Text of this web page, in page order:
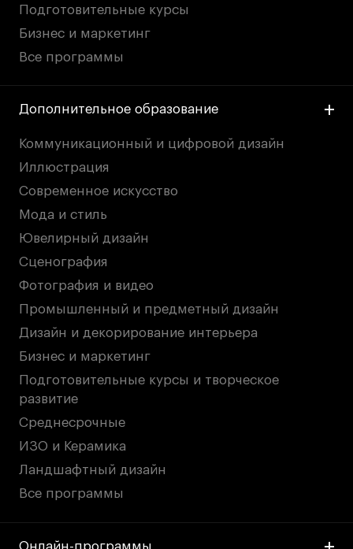
Все программы
О школе
Новости
Блог
Преподаватели
Лицензии и аккредитации
Для прессы
Ресурсы
Партнеры
Связи с индустрией
Вакансии
Контакты
Условия поступления
Стоимость обучения
Иностранным студентам
График учебного года
Вопросы и ответы
Подготовительные курсы
Бизнес и маркетинг
Все программы
Дополнительное образование
Коммуникационный и цифровой дизайн
Иллюстрация
Современное искусство
Мода и стиль
Ювелирный дизайн
Сценография
Фотография и видео
Промышленный и предметный дизайн
Дизайн и декорирование интерьера
Бизнес и маркетинг
Подготовительные курсы и творческое
развитие
Среднесрочные
ИЗО и Керамика
Ландшафтный дизайн
Все программы
Онлайн-программы